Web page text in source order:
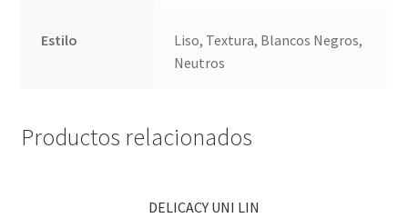
Estilo
Liso, Textura, Blancos Negros,
Neutros
Productos relacionados
DELICACY UNI LIN